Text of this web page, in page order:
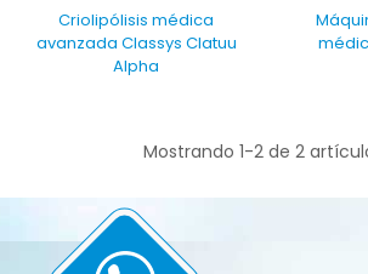
Criolipólisis médica
avanzada Classys Clatuu
Alpha
Mostrando 1-2 de 2